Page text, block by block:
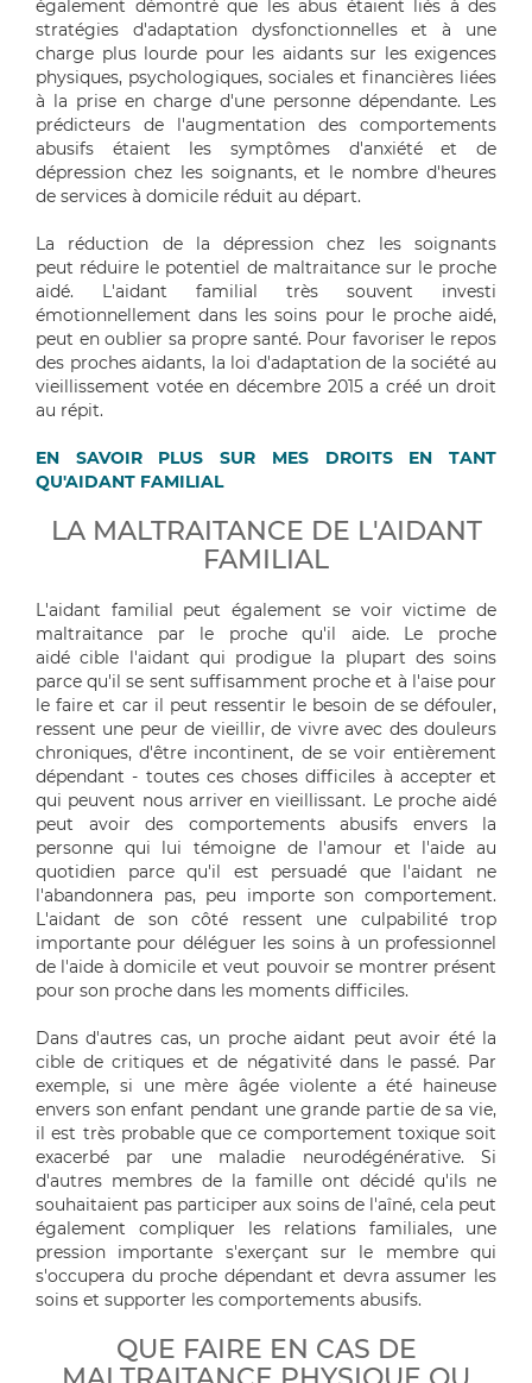
également démontré que les abus étaient liés à des
stratégies d'adaptation dysfonctionnelles et à une
charge plus lourde pour les aidants sur les exigences
physiques, psychologiques, sociales et financières liées
à la prise en charge d'une personne dépendante. Les
prédicteurs de l'augmentation des comportements
abusifs étaient les symptômes d'anxiété et de
dépression chez les soignants, et le nombre d'heures
de services à domicile réduit au départ.
La réduction de la dépression chez les soignants
peut réduire le potentiel de maltraitance sur le proche
aidé. L'aidant familial très souvent investi
émotionnellement dans les soins pour le proche aidé,
peut en oublier sa propre santé. Pour favoriser le repos
des proches aidants, la loi d'adaptation de la société au
vieillissement votée en décembre 2015 a créé un droit
au répit.
EN SAVOIR PLUS SUR MES DROITS EN TANT
QU'AIDANT FAMILIAL
LA MALTRAITANCE DE L'AIDANT
FAMILIAL
L'aidant familial peut également se voir victime de
maltraitance par le proche qu'il aide. Le proche
aidé cible l'aidant qui prodigue la plupart des soins
parce qu'il se sent suffisamment proche et à l'aise pour
le faire et car il peut ressentir le besoin de se défouler,
ressent une peur de vieillir, de vivre avec des douleurs
chroniques, d'être incontinent, de se voir entièrement
dépendant - toutes ces choses difficiles à accepter et
qui peuvent nous arriver en vieillissant. Le proche aidé
peut avoir des comportements abusifs envers la
personne qui lui témoigne de l'amour et l'aide au
quotidien parce qu'il est persuadé que l'aidant ne
l'abandonnera pas, peu importe son comportement.
L'aidant de son côté ressent une culpabilité trop
importante pour déléguer les soins à un professionnel
de l'aide à domicile et veut pouvoir se montrer présent
pour son proche dans les moments difficiles.
Dans d'autres cas, un proche aidant peut avoir été la
cible de critiques et de négativité dans le passé. Par
exemple, si une mère âgée violente a été haineuse
envers son enfant pendant une grande partie de sa vie,
il est très probable que ce comportement toxique soit
exacerbé par une maladie neurodégénérative. Si
d'autres membres de la famille ont décidé qu'ils ne
souhaitaient pas participer aux soins de l'aîné, cela peut
également compliquer les relations familiales, une
pression importante s'exerçant sur le membre qui
s'occupera du proche dépendant et devra assumer les
soins et supporter les comportements abusifs.
QUE FAIRE EN CAS DE